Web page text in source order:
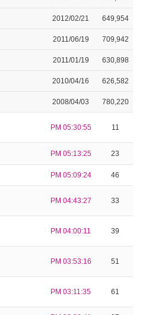
2012/02/21 649,954
2011/06/19 709,942
2011/01/19 630,898
2010/04/16 626,582
2008/04/03 780,220
PM 05:30:55 11
PM 05:13:25 23
PM 05:09:24 46
PM 04:43:27 33
PM 04:00:11 39
PM 03:53:16 51
PM 03:11:35 61